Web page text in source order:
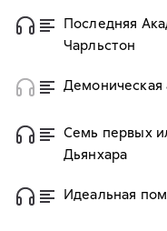
Последняя
Чарльстон
Демоническая
Семь первых
Дьянхара
Идеальная